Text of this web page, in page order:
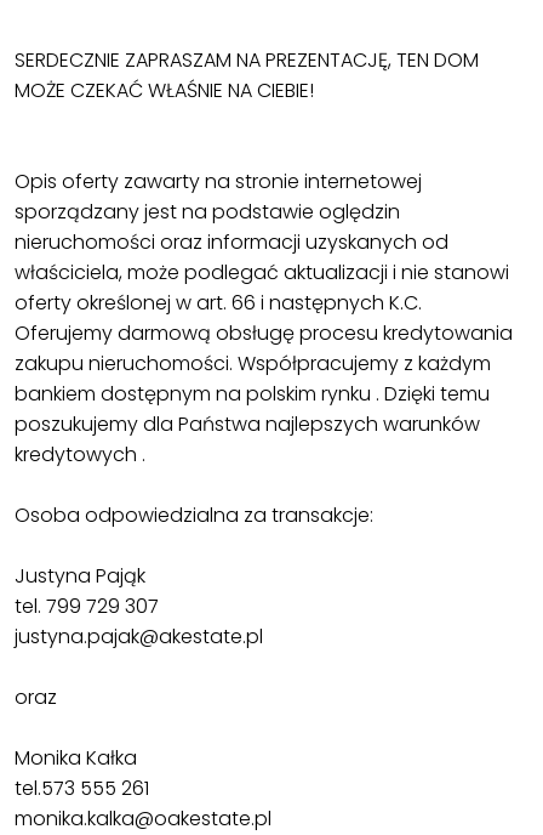
SERDECZNIE ZAPRASZAM NA PREZENTACJĘ, TEN DOM
MOŻE CZEKAĆ WŁAŚNIE NA CIEBIE!
Opis oferty zawarty na stronie internetowej
sporządzany jest na podstawie oględzin
nieruchomości oraz informacji uzyskanych od
właściciela, może podlegać aktualizacji i nie stanowi
oferty określonej w art. 66 i następnych K.C.
Oferujemy darmową obsługę procesu kredytowania
zakupu nieruchomości. Współpracujemy z każdym
bankiem dostępnym na polskim rynku . Dzięki temu
poszukujemy dla Państwa najlepszych warunków
kredytowych .
Osoba odpowiedzialna za transakcje:
Justyna Pająk
tel. 799 729 307
justyna.pajak@akestate.pl
oraz
Monika Kałka
tel.573 555 261
monika.kalka@oakestate.pl